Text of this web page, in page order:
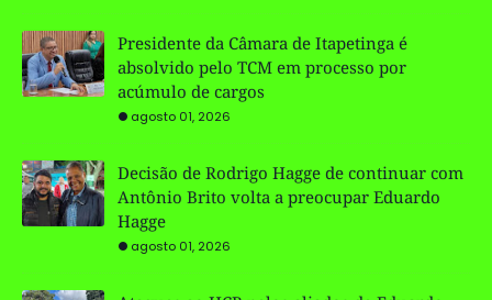
Presidente da Câmara de Itapetinga é
absolvido pelo TCM em processo por
acúmulo de cargos
agosto 01, 2026
Decisão de Rodrigo Hagge de continuar com
Antônio Brito volta a preocupar Eduardo
Hagge
agosto 01, 2026